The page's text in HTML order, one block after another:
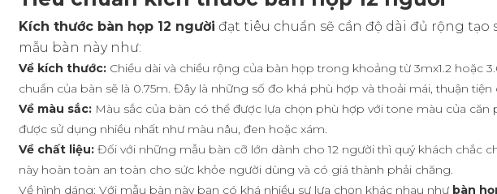
Kích thước bàn họp 12 người đạt tiêu chuẩn sẽ cần độ dài đủ rộng
mẫu bàn này như:
Về kích thước:Chiều dài và chiều rộng của bàn họp trong khoảng từ 3mx1.2 hoặc
chuẩn của bàn sẽ là 0.75m. Đây là những số đo khá phù hợp và thoải mái, thuận
Về màu sắc:Màu sắc của bàn có thể được lựa chọn phù hợp với tone màu của
được sử dụng nhiều nhất như màu nâu, đen hoặc xám.
Về chất liệu:Đối với những mẫu bàn cỡ lớn dành cho 12 người thì quý khách chắc
này hoàn toàn an toàn cho sức khỏe người dùng và có giá thành phải chăng.
Về hình dáng: Với mẫu bàn này bạn có khá nhiều sự lựa chọn khác nhau như bàn